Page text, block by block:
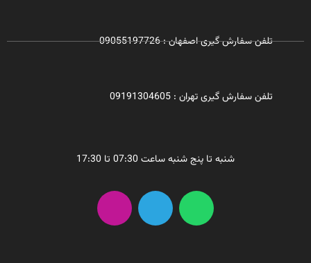
تلفن سفارش گیری اصفهان : 09055197726
تلفن سفارش گیری تهران : 09191304605
شنبه تا پنج شنبه ساعت 07:30 تا 17:30
W
h
a
T
l
I
n
s